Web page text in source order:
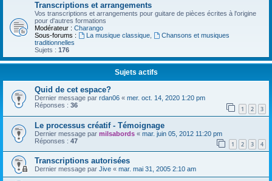
Transcriptions et arrangements
Vos transcriptions et arrangements pour guitare de pièces écrites à l'origine
pour d'autres formations
Modérateur : Charango
Sous-forums :
La musique classique,
Chansons et musiques
traditionnelles
Sujets : 176
Sujets actifs
Quid de cet espace?
Dernier message par rdan06 « mer. oct. 14, 2020 1:20 pm
Réponses : 36 1 2 3
Le processus créatif - Témoignage
Dernier message par milsabords « mar. juin 05, 2012 11:20 pm
Réponses : 47 1 2 3 4
Transcriptions autorisées
Dernier message par Jive « mar. mai 31, 2005 2:10 am